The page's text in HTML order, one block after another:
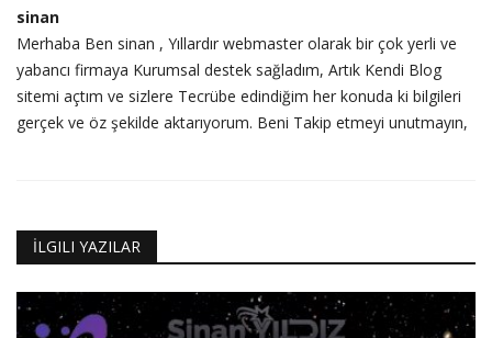
sinan
Merhaba Ben sinan , Yıllardır webmaster olarak bir çok yerli ve
yabancı firmaya Kurumsal destek sağladım, Artık Kendi Blog
sitemi açtım ve sizlere Tecrübe edindiğim her konuda ki bilgileri
gerçek ve öz şekilde aktarıyorum. Beni Takip etmeyi unutmayın,
İLGILI YAZILAR